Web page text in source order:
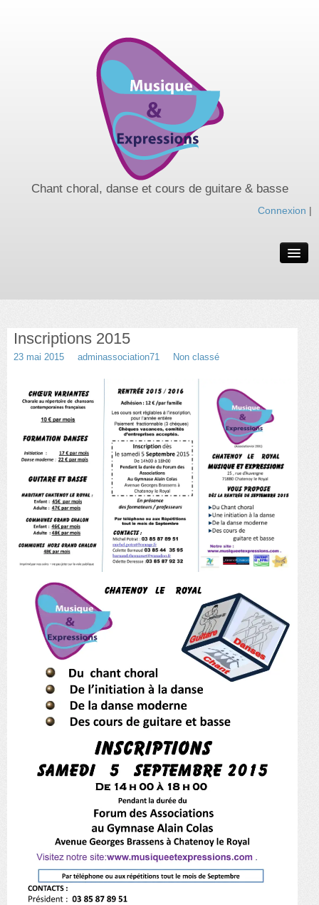
Chant choral, danse et cours de guitare & basse
Connexion |
Nos cours
Danse
Choeur Variantes
Guitare et basse
Photos
Nous contacter
Inscriptions 2015
23 mai 2015 adminassociation71 Non classé